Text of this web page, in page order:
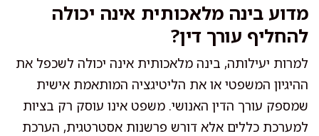
מדוע בינה מלאכותית אינה יכולה
להחליף עורך דין?
למרות יעילותה, בינה מלאכותית אינה יכולה לשכפל את
ההיגיון המשפטי או את הליטיגציה המותאמת אישית
שמספק עורך הדין האנושי. משפט אינו עוסק רק בציות
למערכת כללים אלא דורש פרשנות אסטרטגית, הערכת